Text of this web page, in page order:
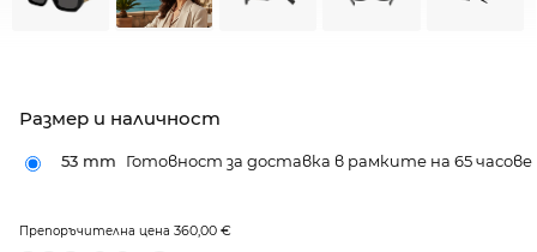
Размер и наличност
53 mm Готовност за доставка в рамките на 65 часове
Препоръчителна цена 360,00 €